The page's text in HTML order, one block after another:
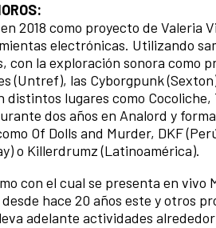
2018 como proyecto de Valeria
electrónicas. Utilizando
con la exploración sonora como
(Untref), las Cyborgpunk
distintos lugares como
dos años en Analord y
Of Dolls and Murder, DKF
o Killerdrumz (Latinoamérica).
con el cual se presenta en vivo
hace 20 años este y otros
adelante actividades